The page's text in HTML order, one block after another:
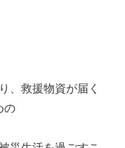
、救援物資が届く
の